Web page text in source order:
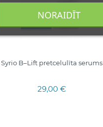
Syrio B–Lift pretcelulīta serums
29,00 €
NORAIDĪT